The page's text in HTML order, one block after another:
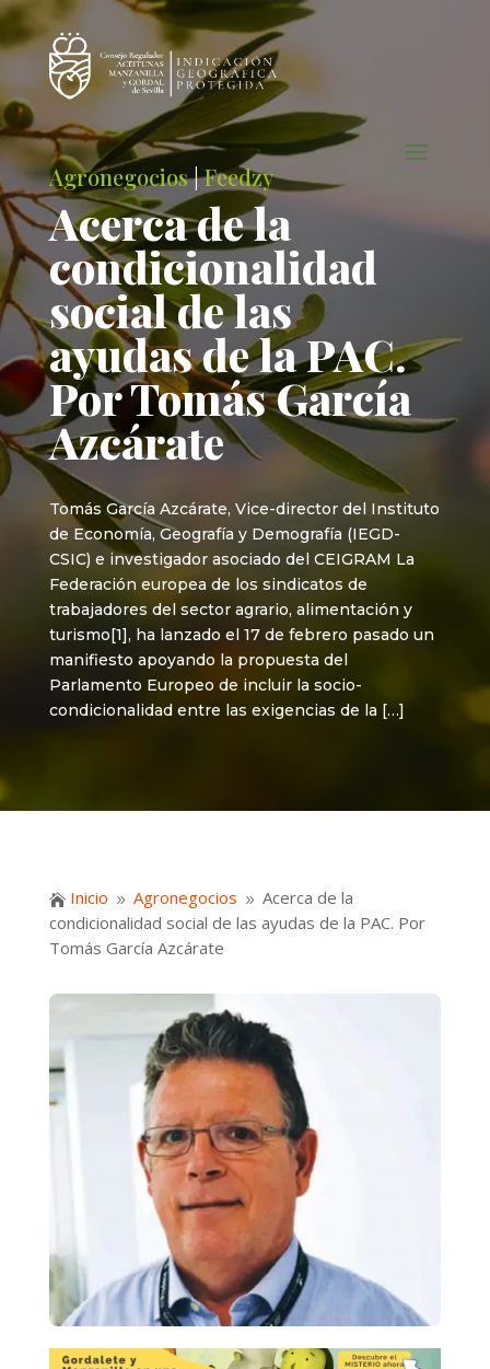
Agronegocios|Feedzy
Acerca de la
condicionalidad
social de las
ayudas de la PAC.
Por Tomás García
Azcárate
Tomás García Azcárate, Vice-director del Instituto
de Economía, Geografía y Demografía (IEGD-
CSIC) e investigador asociado del CEIGRAM La
Federación europea de los sindicatos de
trabajadores del sector agrario, alimentación y
turismo[1], ha lanzado el 17 de febrero pasado un
manifiesto apoyando la propuesta del
Parlamento Europeo de incluir la socio-
condicionalidad entre las exigencias de la […]
 Inicio 9 Agronegocios 9 Acerca de la
condicionalidad social de las ayudas de la PAC. Por
Tomás García Azcárate